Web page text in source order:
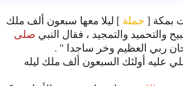
بمكة [ جملة ] ليلا معها سبعون ألف ملك
والتحميد والتمجيد ، فقال النبي صلى
ربي العظيم وخر ساجدا " .
عليه أولئك السبعون ألف ملك ليله